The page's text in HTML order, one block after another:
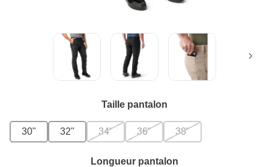
Taille pantalon
30" 32" 34" 36" 38"
Longueur pantalon